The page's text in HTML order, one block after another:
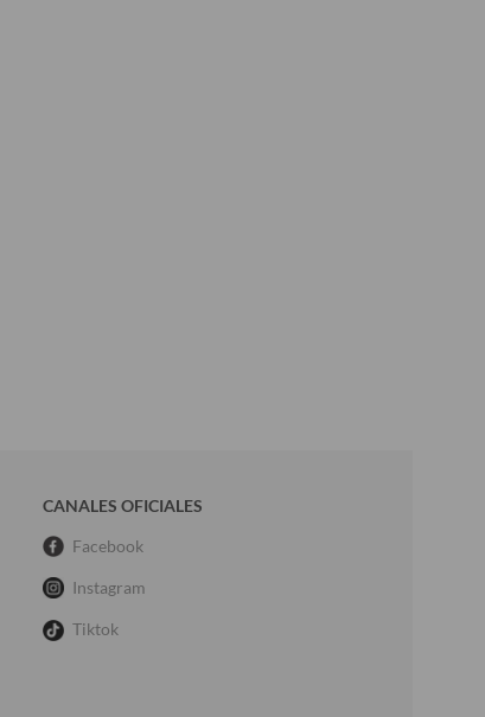
CANALES OFICIALES
Facebook
Instagram
Tiktok